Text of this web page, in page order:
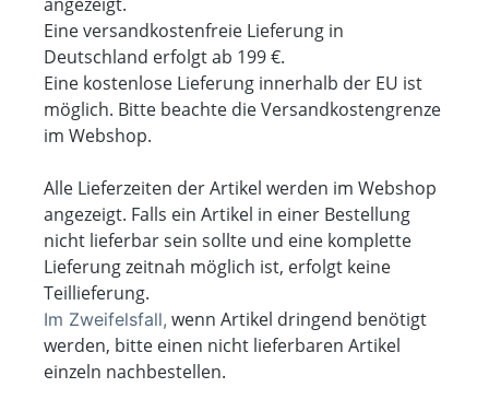
Eine versandkostenfreie Lieferung in
Deutschland erfolgt ab 199 €.
Eine kostenlose Lieferung innerhalb der EU ist
möglich. Bitte beachte die Versandkostengrenze
im Webshop.
Alle Lieferzeiten der Artikel werden im Webshop
angezeigt. Falls ein Artikel in einer Bestellung
nicht lieferbar sein sollte und eine komplette
Lieferung zeitnah möglich ist, erfolgt keine
Teillieferung.
Im Zweifelsfall, wenn Artikel dringend benötigt
werden, bitte einen nicht lieferbaren Artikel
einzeln nachbestellen.